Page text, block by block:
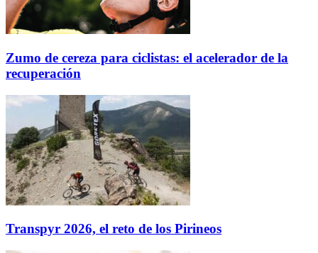
Zumo de cereza para ciclistas: el acelerador de la
recuperación
Transpyr 2026, el reto de los Pirineos